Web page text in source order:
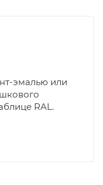
эмалью или
RAL.